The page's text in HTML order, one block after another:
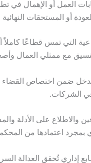
العمل أو الإهمال في
أو المستحقات
التي تمس قطاعًا
مع ممثلي العمال
تدخل ضمن اختصاص القضاء
الشركات.
والاطلاع على الأدلة
بمجرد اعتمادها من
إداري تُحقق العدالة